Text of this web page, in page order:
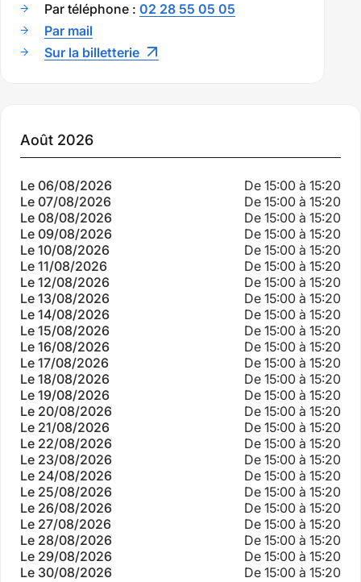
Par téléphone : 02 28 55 05 05
Par mail
Sur la billetterie
Dates
importantes
à
venir
Août 2026
Le 06/08/2026
De 15:00 à 15:20
Le 07/08/2026
De 15:00 à 15:20
Le 08/08/2026
De 15:00 à 15:20
Le 09/08/2026
De 15:00 à 15:20
Le 10/08/2026
De 15:00 à 15:20
Le 11/08/2026
De 15:00 à 15:20
Le 12/08/2026
De 15:00 à 15:20
Le 13/08/2026
De 15:00 à 15:20
Le 14/08/2026
De 15:00 à 15:20
Le 15/08/2026
De 15:00 à 15:20
Le 16/08/2026
De 15:00 à 15:20
Le 17/08/2026
De 15:00 à 15:20
Le 18/08/2026
De 15:00 à 15:20
Le 19/08/2026
De 15:00 à 15:20
Le 20/08/2026
De 15:00 à 15:20
Le 21/08/2026
De 15:00 à 15:20
Le 22/08/2026
De 15:00 à 15:20
Le 23/08/2026
De 15:00 à 15:20
Le 24/08/2026
De 15:00 à 15:20
Le 25/08/2026
De 15:00 à 15:20
Le 26/08/2026
De 15:00 à 15:20
Le 27/08/2026
De 15:00 à 15:20
Le 28/08/2026
De 15:00 à 15:20
Le 29/08/2026
De 15:00 à 15:20
Le 30/08/2026
De 15:00 à 15:20